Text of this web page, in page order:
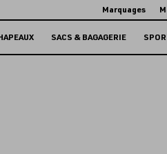
Marquages
SACS & BAGAGERIE